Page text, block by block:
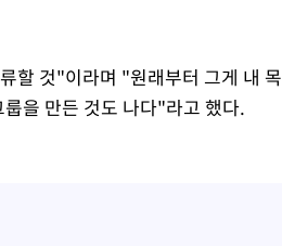
할 것"이라며 "원래부터 그게 내 목
을 만든 것도 나다"라고 했다.